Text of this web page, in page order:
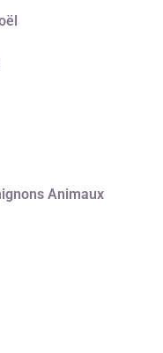
Animaux